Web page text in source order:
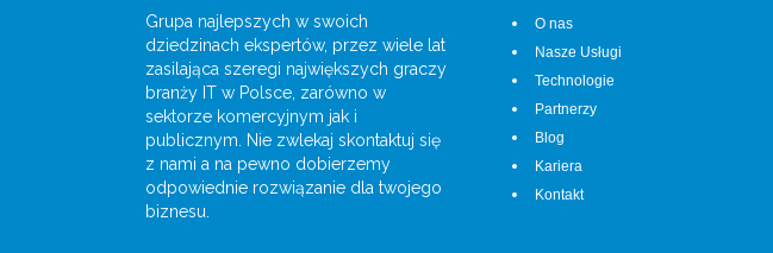
Grupa najlepszych w swoich
dziedzinach ekspertów, przez wiele lat
zasilająca szeregi największych graczy
branży IT w Polsce, zarówno w
sektorze komercyjnym jak i
publicznym. Nie zwlekaj skontaktuj się
z nami a na pewno dobierzemy
odpowiednie rozwiązanie dla twojego
biznesu.
O nas
Nasze Usługi
Technologie
Partnerzy
Blog
Kariera
Kontakt